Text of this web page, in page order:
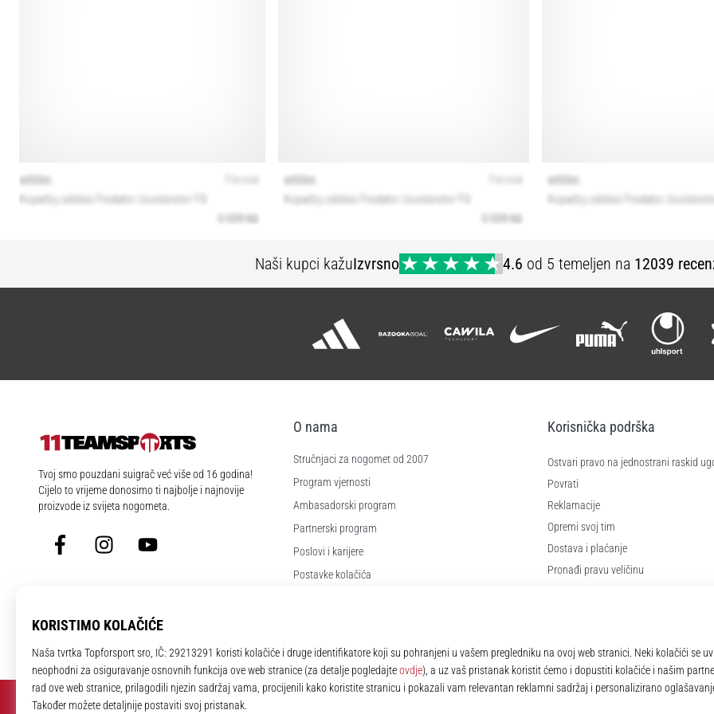
Naši kupci kažuIzvrsno 4.6 od 5 temeljen na 12039
11teamsports.hr
Tvoj smo pouzdani suigrač već više od 16 godina!
Cijelo to vrijeme donosimo ti najbolje i najnovije
proizvode iz svijeta nogometa.
FacebookInstagramYouTube
O nama
Stručnjaci za nogomet od 2007
Program vjernosti
Ambasadorski program
Partnerski program
Poslovi i karijere
Postavke kolačića
Korisnička podrška
Ostvari pravo na jednostrani raskid
Povrati
Reklamacije
Opremi svoj tim
Dostava i plaćanje
Pronađi pravu veličinu